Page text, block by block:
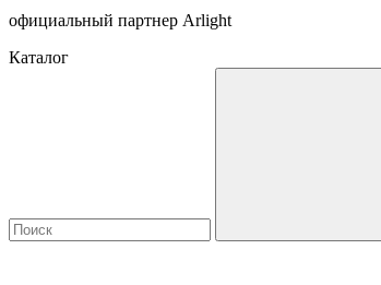
официальный партнер Arlight
Каталог